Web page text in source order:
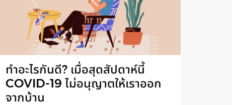
ทำอะไรกันดี? เมื่อสุดสัปดาห์นี้
COVID-19 ไม่อนุญาตให้เราออก
จากบ้าน